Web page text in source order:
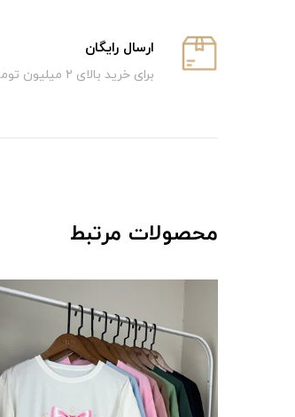
ارسال رایگان
برای خرید بالای ۲ میلیون تومان
محصولات مرتبط